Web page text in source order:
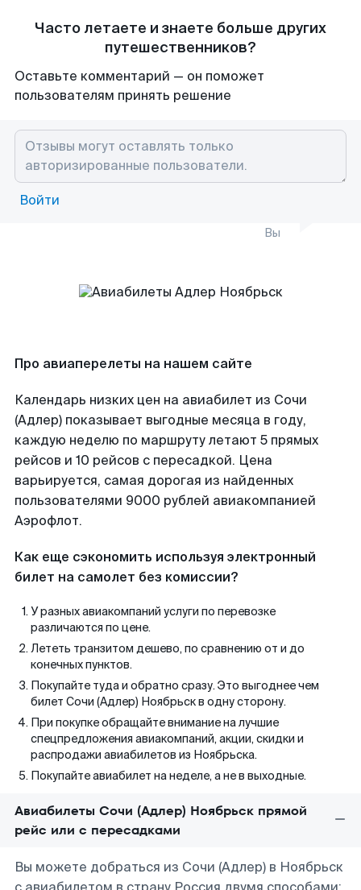
Часто летаете и знаете больше других
путешественников?
Оставьте комментарий — он поможет
пользователям принять решение
Войти
Вы
Про авиаперелеты на нашем сайте
Календарь низких цен на авиабилет из Сочи
(Адлер) показывает выгодные месяца в году,
каждую неделю по маршруту летают 5 прямых
рейсов и 10 рейсов с пересадкой. Цена
варьируется, самая дорогая из найденных
пользователями 9000 рублей авиакомпанией
Аэрофлот.
Как еще сэкономить используя электронный
билет на самолет без комиссии?
У разных авиакомпаний услуги по перевозке
различаются по цене.
Лететь транзитом дешево, по сравнению от и до
конечных пунктов.
Покупайте туда и обратно сразу. Это выгоднее чем
билет Сочи (Адлер) Ноябрьск в одну сторону.
При покупке обращайте внимание на лучшие
спецпредложения авиакомпаний, акции, скидки и
распродажи авиабилетов из Ноябрьска.
Покупайте авиабилет на неделе, а не в выходные.
Авиабилеты Сочи (Адлер) Ноябрьск прямой
рейс или с пересадками
Вы можете добраться из Сочи (Адлер) в Ноябрьск